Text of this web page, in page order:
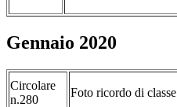
Gennaio 2020
Circolare
n.280
Foto ricordo di classe